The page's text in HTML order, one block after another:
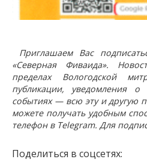
Приглашаем Вас
«Северная Фиваида».
пределах Вологодской
публикации, уведомления о
событиях — всю эту и
можете получать удобным
телефон в Telegram. Для
Поделиться в соцсетях: